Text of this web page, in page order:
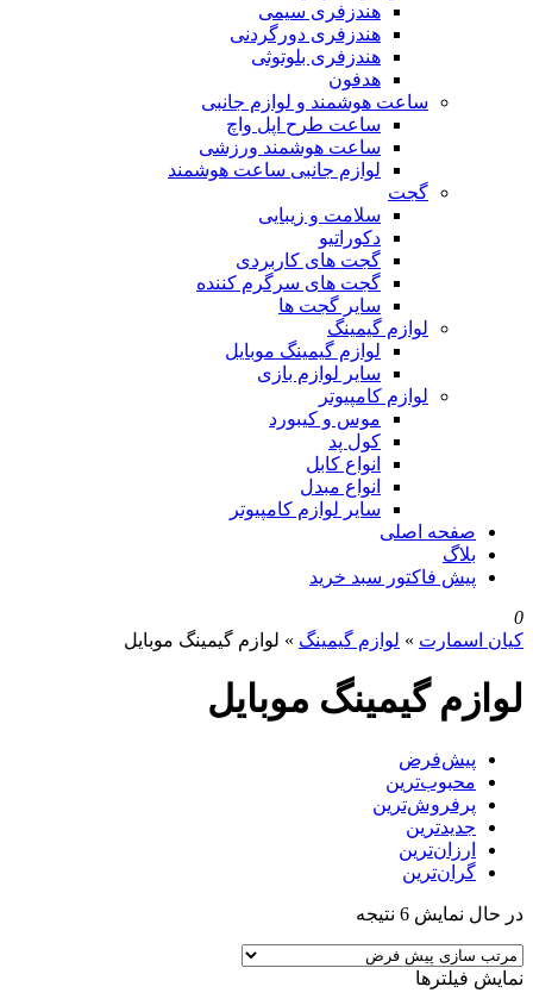
هندزفری سیمی
هندزفری دورگردنی
هندزفری بلوتوثی
هدفون
ساعت هوشمند و لوازم جانبی
ساعت طرح اپل واچ
ساعت هوشمند ورزشی
لوازم جانبی ساعت هوشمند
گجت
سلامت و زیبایی
دکوراتیو
گجت های کاربردی
گجت های سرگرم کننده
سایر گجت ها
لوازم گیمینگ
لوازم گیمینگ موبایل
سایر لوازم بازی
لوازم کامپیوتر
موس و کیبورد
کول پد
انواع کابل
انواع مبدل
سایر لوازم کامپیوتر
صفحه اصلی
بلاگ
پیش فاکتور سبد خرید
0
کیان اسمارت » لوازم گیمینگ » لوازم گیمینگ موبایل
لوازم گیمینگ موبایل
پیش‌فرض
محبوب‌ترین
پرفروش‌ترین
جدیدترین
ارزان‌ترین
گران‌ترین
در حال نمایش 6 نتیجه
نمایش فیلترها